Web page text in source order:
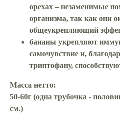
орехах – незаменимые
организма, так как они
общеукрепляющий
бананы укрепляют
самочувствие и,
триптофану,
Масса нетто:
50-60г (одна трубочка -
см.)